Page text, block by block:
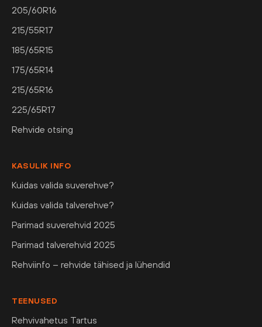
205/60R16
215/55R17
185/65R15
175/65R14
215/65R16
225/65R17
Rehvide otsing
KASULIK INFO
Kuidas valida suverehve?
Kuidas valida talverehve?
Parimad suverehvid 2025
Parimad talverehvid 2025
Rehviinfo – rehvide tähised ja lühendid
TEENUSED
Rehvivahetus Tartus